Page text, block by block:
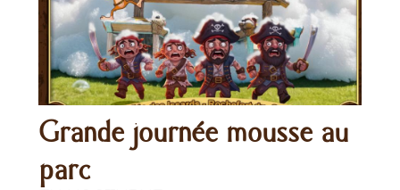
Grande journée mousse au
parc